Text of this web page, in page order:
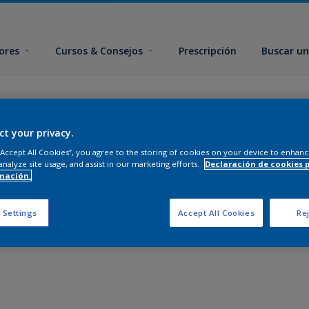
Cursos & Consejos Prescripción Buscar
del producto y
your privacy.
All Cookies”, you agree to the storing of cookies on your device to
site usage, and assist in our marketing efforts.
Declaración de cookies
Settings Accept All Cookies